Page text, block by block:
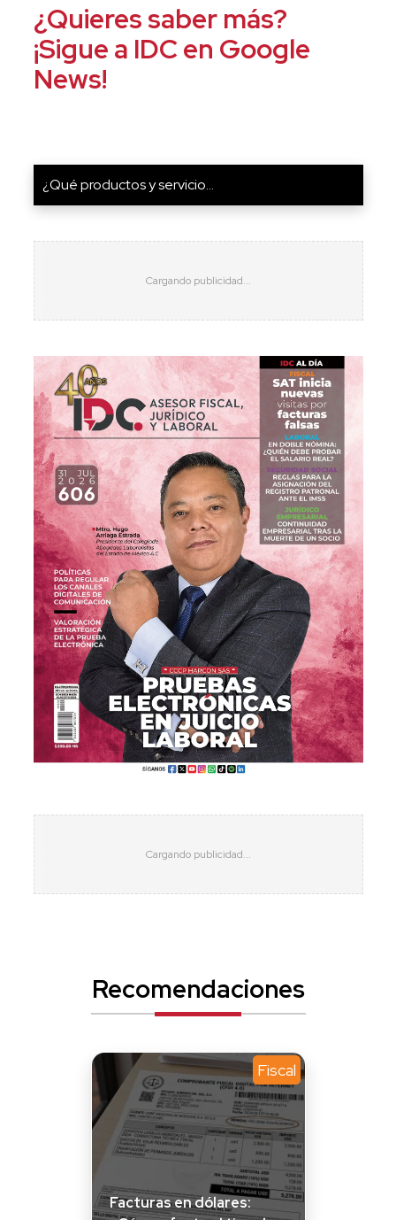
¿Quieres saber más?
¡Sigue a IDC en Google
News!
¿Qué productos y servicio...
Recomendaciones
Fiscal
Facturas en dólares: